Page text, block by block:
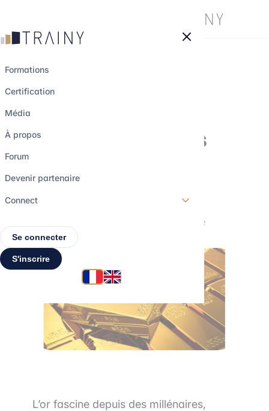
Formations
Certification
Média
À propos
Forum
Devenir partenaire
Connect
Se connecter
S'inscrire
compétences clés
l’or ?
2 min de lecture
L’or fascine depuis des millénaires,